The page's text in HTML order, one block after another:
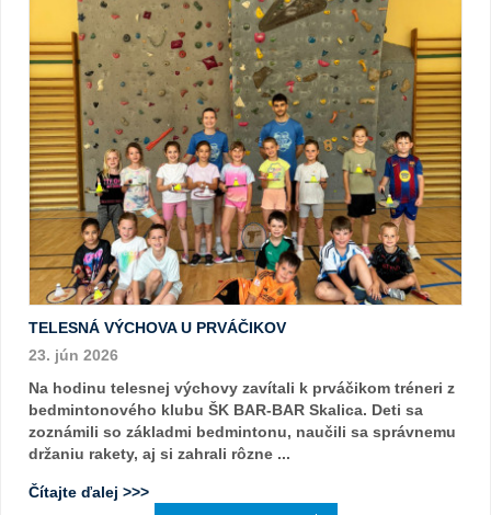
TELESNÁ VÝCHOVA U PRVÁČIKOV
23. jún 2026
Na hodinu telesnej výchovy zavítali k prváčikom tréneri z
bedmintonového klubu ŠK BAR-BAR Skalica. Deti sa
zoznámili so základmi bedmintonu, naučili sa správnemu
držaniu rakety, aj si zahrali rôzne ...
Čítajte ďalej >>>